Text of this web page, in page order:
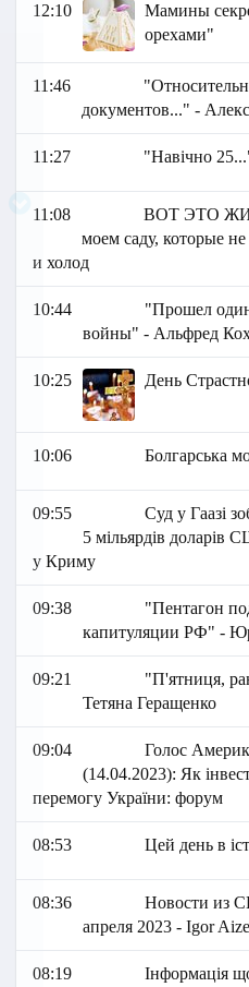
12:10
Мамины
орехами"
11:46
документов..." -
11:27 "Навічно
11:08
ВОТ ЭТО
моем саду, которые
и холод
10:44
"Прошел
войны" - Альфред
10:25 День
10:06 Болгарська
09:55
Суд у Гаазі
5 мільярдів доларів
у Криму
09:38
"Пентагон
капитуляции РФ" -
09:21
"П'ятниця,
Тетяна Геращенко
09:04
Голос
(14.04.2023): Як
перемогу України: форум
08:53 Цей день в
08:36
Новости из
апреля 2023 - Igor
08:19
Інформація